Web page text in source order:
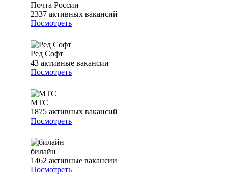
Почта России
2337 активных вакансий
Посмотреть
Ред Софт
43 активные вакансии
Посмотреть
МТС
1875 активных вакансий
Посмотреть
билайн
1462 активные вакансии
Посмотреть